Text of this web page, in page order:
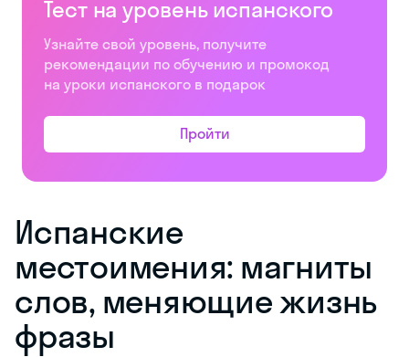
Тест на уровень испанского
Узнайте свой уровень, получите
рекомендации по обучению и промокод
на уроки испанского в подарок
Пройти
Испанские
местоимения: магниты
слов, меняющие жизнь
фразы